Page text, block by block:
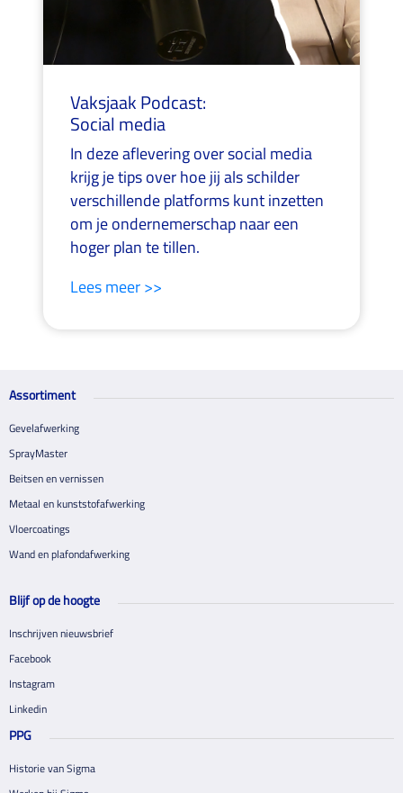
Vaksjaak Podcast:
Social media
In deze aflevering over social media
krijg je tips over hoe jij als schilder
verschillende platforms kunt inzetten
om je ondernemerschap naar een
hoger plan te tillen.
Lees meer >>
Assortiment
Gevelafwerking
SprayMaster
Beitsen en vernissen
Metaal en kunststofafwerking
Vloercoatings
Wand en plafondafwerking
Blijf op de hoogte
Inschrijven nieuwsbrief
Facebook
Instagram
Linkedin
PPG
Historie van Sigma